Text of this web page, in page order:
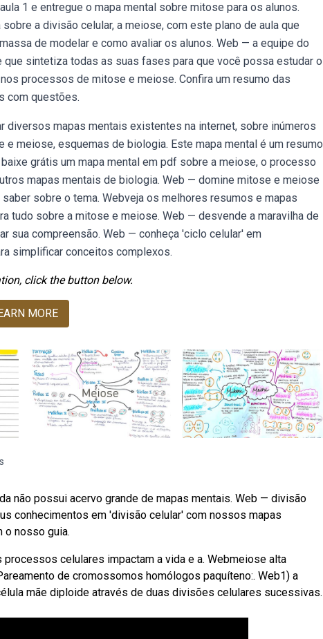
1 e entregue o mapa mental sobre mitose para os alunos.
a divisão celular, a meiose, com este plano de aula que
de modelar e como avaliar os alunos. Web — a equipe do
sintetiza todas as suas fases para que você possa estudar o
processos de mitose e meiose. Confira um resumo das
com questões.
diversos mapas mentais existentes na internet, sobre inúmeros
meiose, esquemas de biologia. Este mapa mental é um resumo
grátis um mapa mental em pdf sobre a meiose, o processo
mapas mentais de biologia. Web — domine mitose e meiose
sobre o tema. Webveja os melhores resumos e mapas
tudo sobre a mitose e meiose. Web — desvende a maravilha de
sua compreensão. Web — conheça 'ciclo celular' em
simplificar conceitos complexos.
click the button below.
MORE
não possui acervo grande de mapas mentais. Web — divisão
conhecimentos em 'divisão celular' com nossos mapas
o nosso guia.
celulares impactam a vida e a. Webmeiose alta
de cromossomos homólogos paquíteno:. Web1) a
mãe diploide através de duas divisões celulares sucessivas.